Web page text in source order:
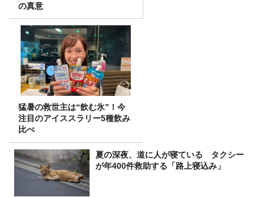
の真意
猛暑の救世主は“飲む氷”！今
注目のアイススラリー5種飲み
比べ
夏の深夜、道に人が寝ている タクシー
が年400件救助する「路上寝込み」